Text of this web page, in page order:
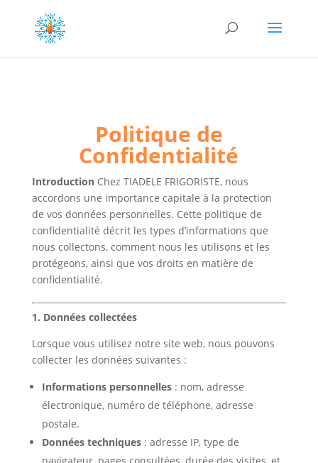
Politique de
Confidentialité
IntroductionChez TIADELE FRIGORISTE, nous
accordons une importance capitale à la protection
de vos données personnelles. Cette politique de
confidentialité décrit les types d’informations que
nous collectons, comment nous les utilisons et les
protégeons, ainsi que vos droits en matière de
confidentialité.
1. Données collectées
Lorsque vous utilisez notre site web, nous pouvons
collecter les données suivantes :
Informations personnelles: nom, adresse
électronique, numéro de téléphone, adresse
postale.
Données techniques: adresse IP, type de